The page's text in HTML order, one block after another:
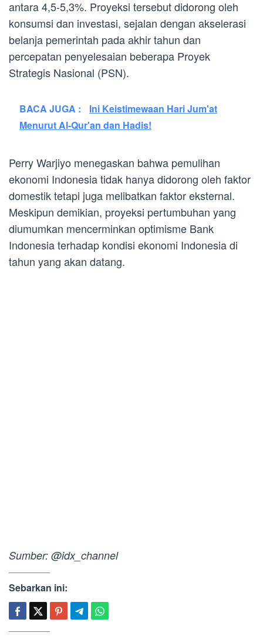
antara 4,5-5,3%. Proyeksi tersebut didorong oleh
konsumsi dan investasi, sejalan dengan akselerasi
belanja pemerintah pada akhir tahun dan
percepatan penyelesaian beberapa Proyek
Strategis Nasional (PSN).
BACA JUGA :
Ini Keistimewaan Hari Jum'at
Menurut Al-Qur'an dan Hadis!
Perry Warjiyo menegaskan bahwa pemulihan
ekonomi Indonesia tidak hanya didorong oleh faktor
domestik tetapi juga melibatkan faktor eksternal.
Meskipun demikian, proyeksi pertumbuhan yang
diumumkan mencerminkan optimisme Bank
Indonesia terhadap kondisi ekonomi Indonesia di
tahun yang akan datang.
Sumber: @idx_channel
Sebarkan ini: